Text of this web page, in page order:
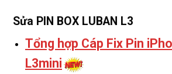
Sửa PIN BOX LUBAN L3
Tổng hợp Cáp Fix Pin
L3mini